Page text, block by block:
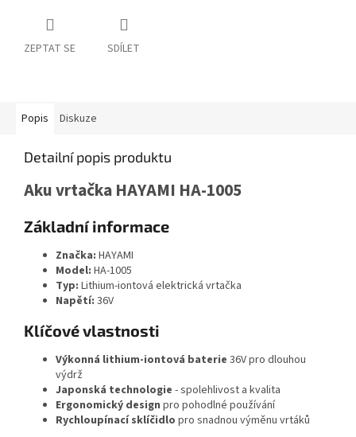
ZEPTAT SE SDÍLET
Popis Diskuze
Detailní popis produktu
Aku vrtačka HAYAMI HA-1005
Základní informace
Značka: HAYAMI
Model: HA-1005
Typ: Lithium-iontová elektrická vrtačka
Napětí: 36V
Klíčové vlastnosti
Výkonná lithium-iontová baterie 36V pro dlouhou
výdrž
Japonská technologie - spolehlivost a kvalita
Ergonomický design pro pohodlné používání
Rychloupínací sklíčidlo pro snadnou výměnu vrtáků